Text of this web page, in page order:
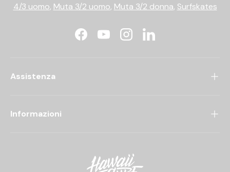
4/3 uomo, Muta 3/2 uomo, Muta 3/2 donna, Surfskates
FacebookYouTubeInstagramLinkedIn
Assistenza
Informazioni